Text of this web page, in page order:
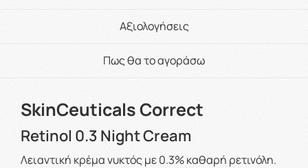
Αξιολογήσεις
Πως θα το αγοράσω
SkinCeuticals Correct
Retinol 0.3 Night Cream
Λειαντική κρέμα νυκτός με 0.3% καθαρή ρετινόλη.